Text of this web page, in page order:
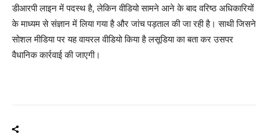
डीआरपी लाइन में पदस्थ है, लेकिन वीडियो सामने आने के बाद वरिष्ठ अधिकारियों
के माध्यम से संज्ञान में लिया गया है और जांच पड़ताल की जा रही है। साथी जिसने
सोशल मीडिया पर यह वायरल वीडियो किया है लसूडिया का बता कर उसपर
वैधानिक कार्रवाई की जाएगी।